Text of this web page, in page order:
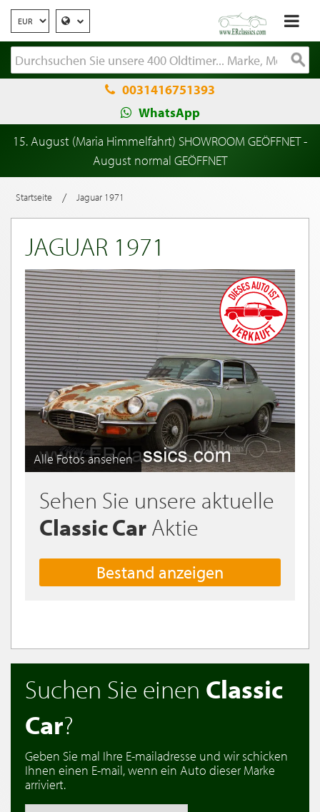
0031416751393
WhatsApp
15. August (Maria Himmelfahrt) SHOWROOM GEÖFFNET -
August normal GEÖFFNET
Startseite / Jaguar 1971
JAGUAR 1971
Alle Fotos ansehen
Sehen Sie unsere aktuelle
Classic Car Aktie
Bestand anzeigen
Suchen Sie einen Classic
Car?
Geben Sie mal Ihre E-mailadresse und wir schicken
Ihnen einen E-mail, wenn ein Auto dieser Marke
arriviert.